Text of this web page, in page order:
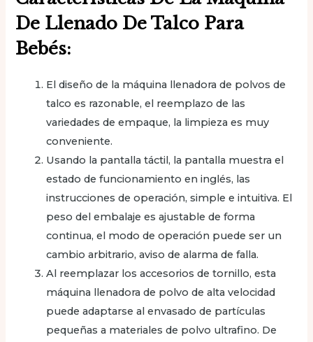
De Llenado De Talco Para
Bebés:
El diseño de la máquina llenadora de polvos de
talco es razonable, el reemplazo de las
variedades de empaque, la limpieza es muy
conveniente.
Usando la pantalla táctil, la pantalla muestra el
estado de funcionamiento en inglés, las
instrucciones de operación, simple e intuitiva. El
peso del embalaje es ajustable de forma
continua, el modo de operación puede ser un
cambio arbitrario, aviso de alarma de falla.
Al reemplazar los accesorios de tornillo, esta
máquina llenadora de polvo de alta velocidad
puede adaptarse al envasado de partículas
pequeñas a materiales de polvo ultrafino. De